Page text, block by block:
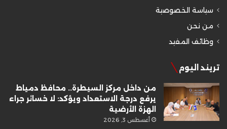
سياسة الخصوصية
من نحن
وظائف المفيد
تريند اليوم
من داخل مركز السيطرة.. محافظ دمياط
يرفع درجة الاستعداد ويؤكد: لا خسائر جراء
الهزة الأرضية
أغسطس 3, 2026